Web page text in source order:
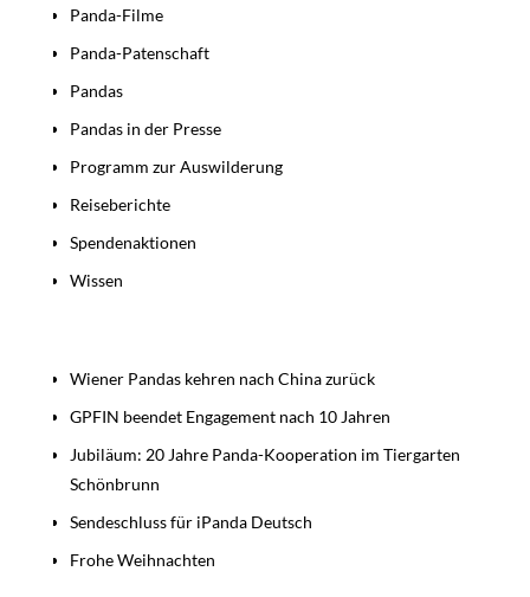
Panda-Filme
Panda-Patenschaft
Pandas
Pandas in der Presse
Programm zur Auswilderung
Reiseberichte
Spendenaktionen
Wissen
Wiener Pandas kehren nach China zurück
GPFIN beendet Engagement nach 10 Jahren
Jubiläum: 20 Jahre Panda-Kooperation im Tiergarten
Schönbrunn
Sendeschluss für iPanda Deutsch
Frohe Weihnachten